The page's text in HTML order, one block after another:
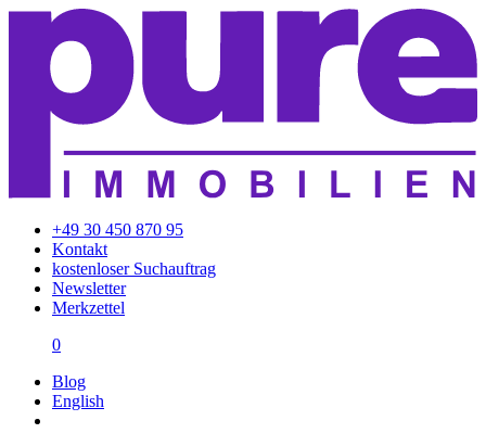
+49 30 450 870 95
Kontakt
kostenloser Suchauftrag
Newsletter
Merkzettel
0
Blog
English